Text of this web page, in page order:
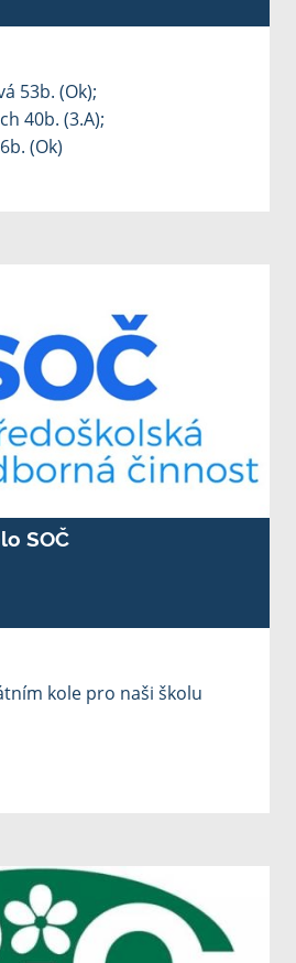
53b. (Ok);
40b. (3.A);
(Ok)
SOČ
kole pro naši školu